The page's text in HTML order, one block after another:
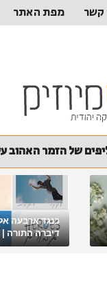
קשר מפת האתר
של הזמר האהוב
כנגד ארבעה
דיברה התורה |
מלאכי